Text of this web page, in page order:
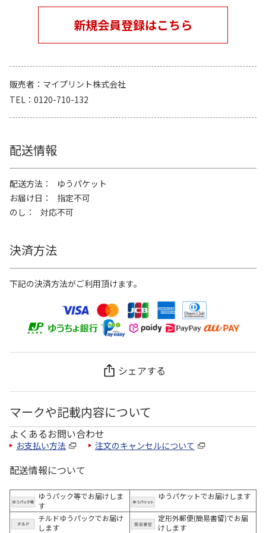
新規会員登録はこちら
販売者
マイプリント株式会社
TEL
0120-710-132
配送情報
配送方法
ゆうパケット
お届け日
指定不可
のし
対応不可
決済方法
下記の決済方法がご利用頂けます。
シェアする
マークや記載内容について
よくあるお問い合わせ
お支払い方法 注文のキャンセルについて
配送情報について
ゆうパック等でお届けしま
す
ゆうパケットでお届けします
チルドゆうパックでお届け
します
定形外郵便(簡易書留)でお届
けします